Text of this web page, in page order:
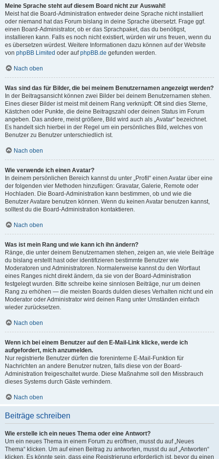
Meine Sprache steht auf diesem Board nicht zur Auswahl!
Meist hat die Board-Administration entweder deine Sprache nicht installiert
oder niemand hat das Forum bislang in deine Sprache übersetzt. Frage ggf.
einen Board-Administrator, ob er das Sprachpaket, das du benötigst,
installieren kann. Falls es noch nicht existiert, würden wir uns freuen, wenn du
es übersetzen würdest. Weitere Informationen dazu können auf der Website
von phpBB Limited oder aufphpBB.de gefunden werden.
Nach oben
Was sind das für Bilder, die bei meinem Benutzernamen angezeigt werden?
In der Beitragsansicht können zwei Bilder bei deinem Benutzernamen stehen.
Eines dieser Bilder ist meist mit deinem Rang verknüpft: Oft sind dies Sterne,
Kästchen oder Punkte, die deine Beitragszahl oder deinen Status im Forum
angeben. Das andere, meist größere, Bild wird auch als „Avatar“ bezeichnet.
Es handelt sich hierbei in der Regel um ein persönliches Bild, welches von
Benutzer zu Benutzer unterschiedlich ist.
Nach oben
Wie verwende ich einen Avatar?
In deinem persönlichen Bereich kannst du unter „Profil“ einen Avatar über eine
der folgenden vier Methoden hinzufügen: Gravatar, Galerie, Remote oder
Hochladen. Die Board-Administration kann bestimmen, ob und wie die
Benutzer Avatare benutzen können. Wenn du keinen Avatar benutzen kannst,
solltest du die Board-Administration kontaktieren.
Nach oben
Was ist mein Rang und wie kann ich ihn ändern?
Ränge, die unter deinem Benutzernamen stehen, zeigen an, wie viele Beiträge
du bislang erstellt hast oder identifizieren bestimmte Benutzer wie
Moderatoren und Administratoren. Normalerweise kannst du den Wortlaut
eines Ranges nicht direkt ändern, da sie von der Board-Administration
festgelegt wurden. Bitte schreibe keine sinnlosen Beiträge, nur um deinen
Rang zu erhöhen — die meisten Boards dulden dieses Verhalten nicht und ein
Moderator oder Administrator wird deinen Rang unter Umständen einfach
wieder zurücksetzen.
Nach oben
Wenn ich bei einem Benutzer auf den E-Mail-Link klicke, werde ich
aufgefordert, mich anzumelden.
Nur registrierte Benutzer dürfen die foreninterne E-Mail-Funktion für
Nachrichten an andere Benutzer nutzen, falls diese von der Board-
Administration freigeschaltet wurde. Diese Maßnahme soll den Missbrauch
dieses Systems durch Gäste verhindern.
Nach oben
Beiträge schreiben
Wie erstelle ich ein neues Thema oder eine Antwort?
Um ein neues Thema in einem Forum zu eröffnen, musst du auf „Neues
Thema“ klicken. Um auf einen Beitrag zu antworten, musst du auf „Antworten“
klicken. Es könnte sein, dass eine Registrierung erforderlich ist, bevor du einen